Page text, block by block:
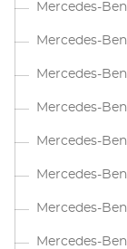
Mercedes-
Mercedes-
Mercedes-
Mercedes-Benz
Mercedes-
Mercedes-
Mercedes-
Mercedes-